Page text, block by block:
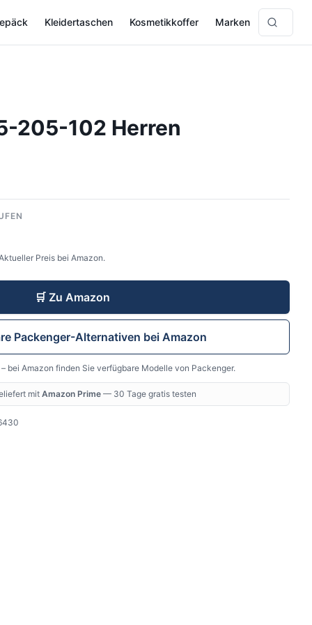
Kleidertaschen Kosmetikkoffer Marken
205-102 Herren
Preis bei Amazon.
🛒 Zu Amazon
Packenger-Alternativen bei Amazon
bei Amazon finden Sie verfügbare Modelle von Packenger.
mit Amazon Prime— 30 Tage gratis testen